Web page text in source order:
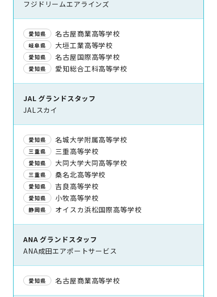
フジドリームエアラインズ
愛知県 名古屋商業高等学校
岐阜県 大垣工業高等学校
愛知県 名古屋国際高等学校
愛知県 愛知総合工科高等学校
JAL グランドスタッフ
JALスカイ
愛知県 名城大学附属高等学校
三重県 三重高等学校
愛知県 大同大学大同高等学校
三重県 桑名北高等学校
愛知県 吉良高等学校
愛知県 小牧高等学校
静岡県 オイスカ浜松国際高等学校
ANA グランドスタッフ
ANA成田エアポートサービス
愛知県 名古屋商業高等学校